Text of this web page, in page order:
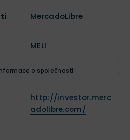
MercadoLibre
MELI
o společnosti
http://investor.merc
adolibre.com/